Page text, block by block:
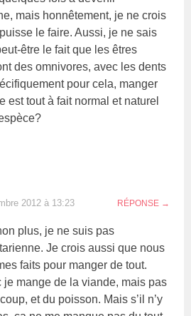
mais honnêtement, je ne crois
le faire. Aussi, je ne sais
être le fait que les êtres
des omnivores, avec les dents
pour cela, manger
est tout à fait normal et naturel
2012 à 13:23 RÉPONSE
plus, je ne suis pas
Je crois aussi que nous
faits pour manger de tout.
je mange de la viande, mais pas
et du poisson. Mais s’il n’y